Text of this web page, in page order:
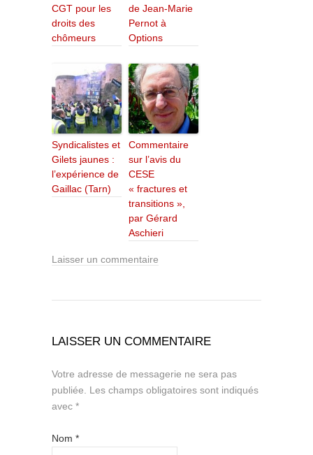
CGT pour les
droits des
chômeurs
de Jean-Marie
Pernot à
Options
Syndicalistes et
Gilets jaunes :
l’expérience de
Gaillac (Tarn)
Commentaire
sur l’avis du
CESE
« fractures et
transitions »,
par Gérard
Aschieri
Laisser un commentaire
LAISSER UN COMMENTAIRE
Votre adresse de messagerie ne sera pas
publiée.
Les champs obligatoires sont indiqués
avec *
Nom *